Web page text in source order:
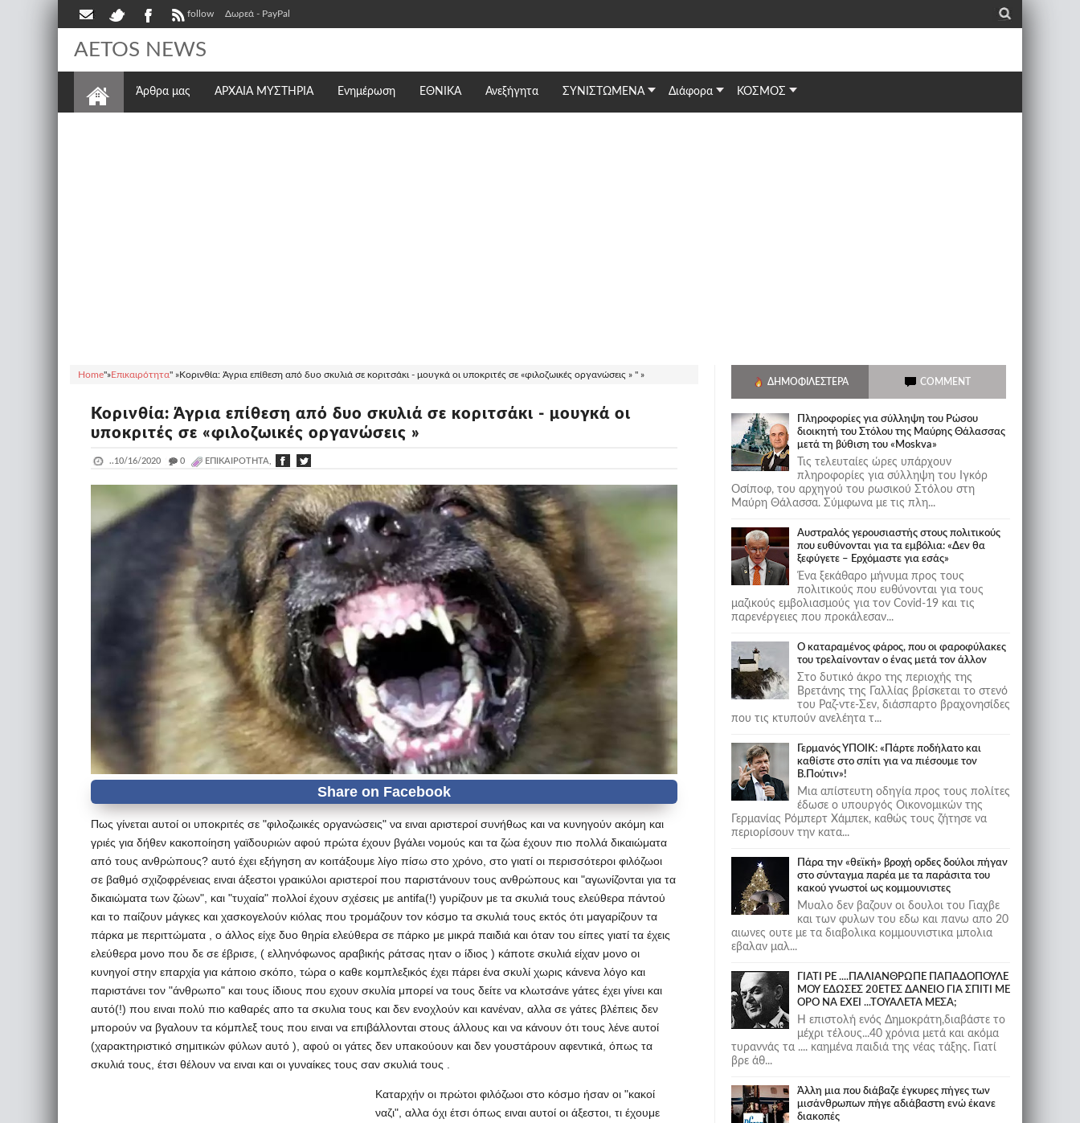
follow Δωρεά - PayPal _
AETOS NEWS
Άρθρα μας ΑΡΧΑΙΑ ΜΥΣΤΗΡΙΑ Ενημέρωση ΕΘΝΙΚΆ Ανεξήγητα ΣΥΝΙΣΤΩΜΕΝΑ Διάφορα ΚΟΣΜΟΣ
Home"»Επικαιρότητα" »Κορινθία: Άγρια επίθεση από δυο σκυλιά σε κοριτσάκι - μουγκά οι υποκριτές σε «φιλοζωικές οργανώσεις » " »
Κορινθία: Άγρια επίθεση από δυο σκυλιά σε κοριτσάκι - μουγκά οι
υποκριτές σε «φιλοζωικές οργανώσεις »
..10/16/2020 _ 0 ΕΠΙΚΑΙΡΌΤΗΤΑ,
Πως γίνεται αυτοί οι υποκριτές σε "φιλοζωικές οργανώσεις" να ειναι αριστεροί συνήθως και να κυνηγούν ακόμη και
γριές για δήθεν κακοποίηση γαϊδουριών αφού πρώτα έχουν βγάλει νομούς και τα ζώα έχουν πιο πολλά δικαιώματα
από τους ανθρώπους? αυτό έχει εξήγηση αν κοιτάξουμε λίγο πίσω στο χρόνο, στο γιατί οι περισσότεροι φιλόζωοι
σε βαθμό σχιζοφρένειας ειναι άξεστοι γραικύλοι αριστεροί που παριστάνουν τους ανθρώπους και "αγωνίζονται για τα
δικαιώματα των ζώων", και "τυχαία" πολλοί έχουν σχέσεις με antifa(!) γυρίζουν με τα σκυλιά τους ελεύθερα πάντού
και το παίζουν μάγκες και χασκογελούν κιόλας που τρομάζουν τον κόσμο τα σκυλιά τους εκτός ότι μαγαρίζουν τα
πάρκα με περιττώματα , ο άλλος είχε δυο θηρία ελεύθερα σε πάρκο με μικρά παιδιά και όταν του είπες γιατί τα έχεις
ελεύθερα μονο που δε σε έβρισε, ( ελληνόφωνος αραβικής ράτσας ηταν ο ίδιος ) κάποτε σκυλιά είχαν μονο οι
κυνηγοί στην επαρχία για κάποιο σκόπο, τώρα ο καθε κομπλεξικός έχει πάρει ένα σκυλί χωρις κάνενα λόγο και
παριστάνει τον "άνθρωπο" και τους ίδιους που εχουν σκυλία μπορεί να τους δείτε να κλωτσάνε γάτες έχει γίνει και
αυτό(!) που ειναι πολύ πιο καθαρές απο τα σκυλια τους και δεν ενοχλούν και κανέναν, αλλα σε γάτες βλέπεις δεν
μπορούν να βγαλουν τα κόμπλεξ τους που ειναι να επιβάλλονται στους άλλους και να κάνουν ότι τους λένε αυτοί
(χαρακτηριστικό σημιτικών φύλων αυτό ), αφού οι γάτες δεν υπακούουν και δεν γουστάρουν αφεντικά, όπως τα
σκυλιά τους, έτσι θέλουν να ειναι και οι γυναίκες τους σαν σκυλιά τους .
Καταρχήν οι πρώτοι φιλόζωοι στο κόσμο ήσαν οι "κακοί
ναζι", αλλα όχι έτσι όπως ειναι αυτοί οι άξεστοι, τι έχουμε
ΔΗΜΟΦΙΛΈΣΤΕΡΑ COMMENT
Πληροφορίες για σύλληψη του Ρώσου
διοικητή του Στόλου της Mαύρης Θάλασσας
μετά τη βύθιση του «Moskva»
Τις τελευταίες ώρες υπάρχουν
πληροφορίες για σύλληψη του Ιγκόρ
Οσίποφ, του αρχηγού του ρωσικού Στόλου στη
Μαύρη Θάλασσα. Σύμφωνα με τις πλη...
Αυστραλός γερουσιαστής στους πολιτικούς
που ευθύνονται για τα εμβόλια: «Δεν θα
ξεφύγετε – Ερχόμαστε για εσάς»
Ένα ξεκάθαρο μήνυμα προς τους
πολιτικούς που ευθύνονται για τους
μαζικούς εμβολιασμούς για τον Covid-19 και τις
παρενέργειες που προκάλεσαν...
Ο καταραμένος φάρος, που οι φαροφύλακες
του τρελαίνονταν ο ένας μετά τον άλλον
Στο δυτικό άκρο της περιοχής της
Βρετάνης της Γαλλίας βρίσκεται το στενό
του Ραζ-ντε-Σεν, διάσπαρτο βραχονησίδες
που τις κτυπούν ανελέητα τ...
Γερμανός ΥΠΟΙΚ: «Πάρτε ποδήλατο και
καθίστε στο σπίτι για να πιέσουμε τον
Β.Πούτιν»!
Μια απίστευτη οδηγία προς τους πολίτες
έδωσε ο υπουργός Οικονομικών της
Γερμανίας Ρόμπερτ Χάμπεκ, καθώς τους ζήτησε να
περιορίσουν την κατα...
Πάρα την «θεϊκή» βροχή ορδες δούλοι πήγαν
στο σύνταγμα παρέα με τα παράσιτα του
κακού γνωστοί ως κομμουνιστες
Μυαλο δεν βαζουν οι δουλοι του Γιαχβε
και των φυλων του εδω και πανω απο 20
αιωνες ουτε με τα διαβολικα κομμουνιστικα μπολια
εβαλαν μαλ...
ΓΙΑΤΙ ΡΕ ....ΠΑΛΙΑΝΘΡΩΠΕ ΠΑΠΑΔΟΠΟΥΛΕ
ΜΟΥ ΕΔΩΣΕΣ 20ΕΤΕΣ ΔΑΝΕΙΟ ΓΙΑ ΣΠΙΤΙ ΜΕ
ΟΡΟ ΝΑ ΕΧΕΙ ...ΤΟΥΑΛΕΤΑ ΜΕΣΑ;
Η επιστολή ενός Δημοκράτη,διαβάστε το
μέχρι τέλους...40 χρόνια μετά και ακόμα
τυραννάς τα .... καημένα παιδιά της νέας τάξης. Γιατί
βρε άθ...
Άλλη μια που διάβαζε έγκυρες πήγες των
μισάνθρωπων πήγε αδιάβαστη ενώ έκανε
διακοπές